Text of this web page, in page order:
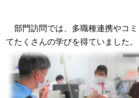
部門訪問では、多職種連携やコ
てたくさんの学びを得ていました。